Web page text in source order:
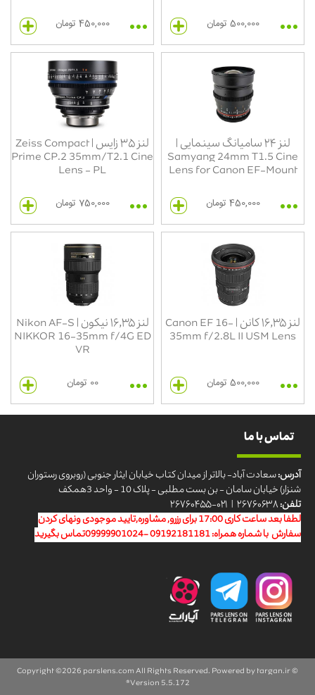
500,000 تومان 450,000 تومان
لنز ۲۴ سامیانگ سینمایی |
Samyang 24mm T1.5 Cine
Lens for Canon EF-Mount
450,000 تومان
لنز ۳۵ زایس | Zeiss Compact
Prime CP.2 35mm/T2.1 Cine
Lens - PL
750,000 تومان
لنز ۱۶٬۳۵ کانن | Canon EF 16-
35mm f/2.8L II USM Lens
500,000 تومان
لنز ۱۶٬۳۵ نیکون | Nikon AF-S
NIKKOR 16-35mm f/4G ED
VR
00 تومان
تماس با ما
آدرس:سعادت آباد- بالاتر از میدان کتاب خیابان ایثار جنوبی (روبروی رستوران
شنزار) خیابان سامان - بن بست مطلبی - پلاک 10 - واحد 3همکف
تلفن:۲۶۷۶۰۶۳۸ | ۰۲۱-۲۶۷۶۰۴۵۵
لطفا بعد ساعت کاری 17:00 برای رزرو, مشاوره,تایید موجودی ونهای کردن
سفارش با شماره همراه: 09192181181 -09999901024تماس بگیرید
© Copyright ©2026
parslens.comAll Rights Reserved. Powered bytargan.ir
Version 5.5.172®